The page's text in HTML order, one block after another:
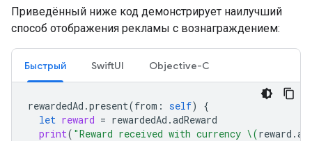
Приведённый ниже код демонстрирует наилучший
способ отображения рекламы с вознаграждением:
Быстрый SwiftUI Objective-C
rewardedAd .present(from : self)
{
let reward = rewardedAd .adReward
print( "Reward received with currency \(reward .